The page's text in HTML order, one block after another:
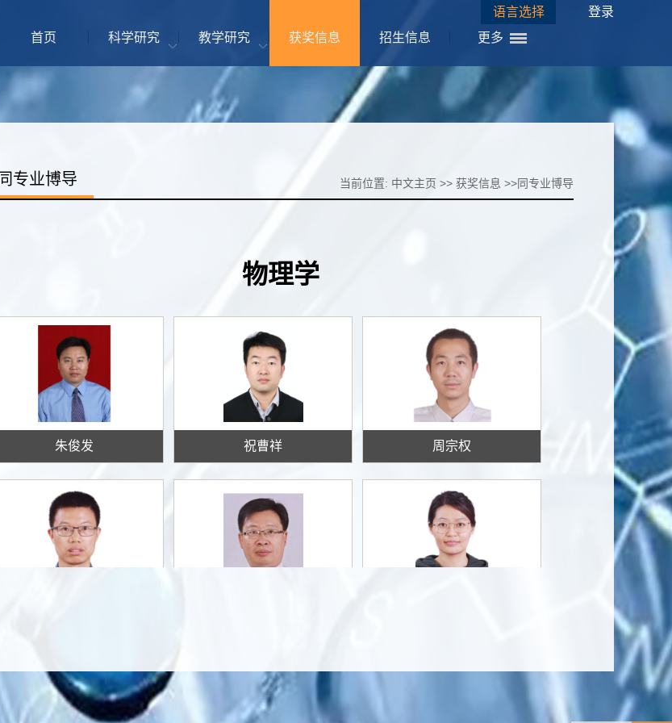
语言选择
首页
科学研究 教学研究 获奖信息 招生信息 更多
登录
同专业博导 当前位置: 中文主页 >> 获奖信息 >>同专业博导
物理学
朱俊发 祝曹祥 周宗权